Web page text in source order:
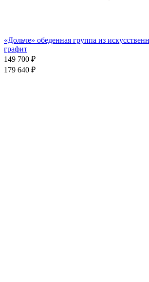
«Дольче» обеденная группа из
графит
149 700 ₽
179 640 ₽